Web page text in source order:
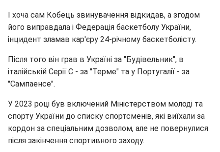
І хоча сам Кобець звинувачення відкидав, а згодом
його виправдала і Федерація баскетболу України,
інцидент зламав кар'єру 24-річному баскетболісту.
Після того він грав в Україні за "Будівельник", в
італійській Серії С - за "Терме" та у Португалії - за
"Сампаенсе".
У 2023 році був включений Міністерством молоді та
спорту України до списку спортсменів, які виїхали за
кордон за спеціальним дозволом, але не повернулися
після закінчення спортивного заходу.